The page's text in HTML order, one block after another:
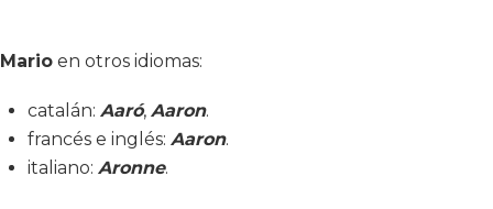
Mario en otros idiomas:
catalán: Aaró, Aaron.
francés e inglés: Aaron.
italiano: Aronne.